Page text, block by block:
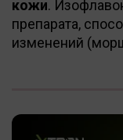
кожи.
препарата,
изменений